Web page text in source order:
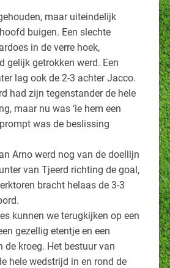
maar uiteindelijk
buigen. Een slechte
in de verre hoek,
gelijk getrokken werd. Een
lag ook de 2-3 achter Jacco.
had zijn tegenstander de hele
maar nu was ‘ie hem een
was de beslissing
Arno werd nog van de doellijn
van Tjeerd richting de goal,
bracht helaas de 3-3
kunnen we terugkijken op een
gezellig etentje en een
de kroeg. Het bestuur van
hele wedstrijd in en rond de